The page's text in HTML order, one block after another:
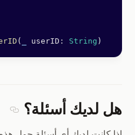
( userID : String )
هل لديك أسئلة؟